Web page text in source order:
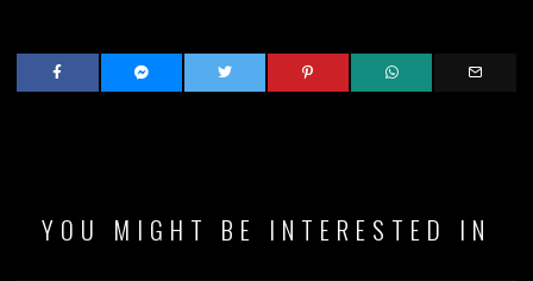
YOU MIGHT BE INTERESTED IN